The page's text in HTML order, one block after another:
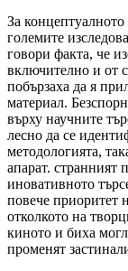
За концептуалното
големите
говори факта, че
включително и от
побързаха да я
материал.
върху научните
лесно да се
методологията,
апарат. странният
иновативното
повече приоритет
отколкото на
киното и биха
променят